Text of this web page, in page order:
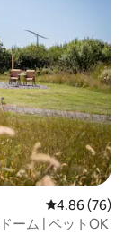
レビュー76
4.86 (76)
ーム | ペットOK